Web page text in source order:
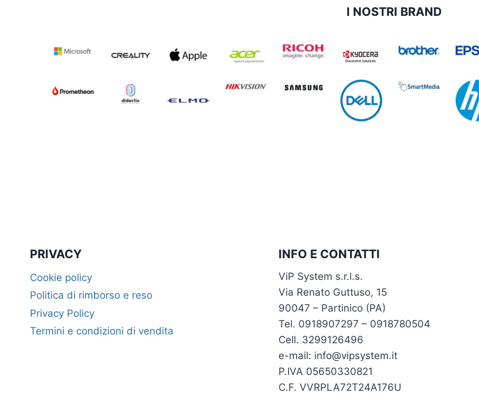
I NOSTRI BRAND
PRIVACY
Cookie policy
Politica di rimborso e reso
Privacy Policy
Termini e condizioni di vendita
INFO E CONTATTI
ViP System s.r.l.s.
Via Renato Guttuso, 15
90047 – Partinico (PA)
Tel. 0918907297 – 0918780504
Cell. 3299126496
e-mail: info@vipsystem.it
P.IVA 05650330821
C.F. VVRPLA72T24A176U